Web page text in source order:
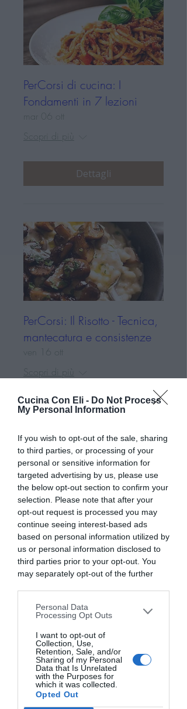
Cucina Con Eli - Do Not Process
My Personal Information
If you wish to opt-out of the sale, sharing
to third parties, or processing of your
personal or sensitive information for
targeted advertising by us, please use
the below opt-out section to confirm your
selection. Please note that after your
opt-out request is processed you may
continue seeing interest-based ads
based on personal information utilized by
us or personal information disclosed to
third parties prior to your opt-out. You
may separately opt-out of the further
downstream participants. This
information may also be disclosed by us
to third parties on theIAB’s List of
Downstream Participantsthat may
further disclose it to other third parties.
Personal Data
Processing Opt Outs
I want to opt-out of
Collection, Use,
Retention, Sale, and/or
Sharing of my Personal
Data that Is Unrelated
with the Purposes for
which it was collected.
Opted Out
PerCorsi di cucina: I
Fondamenti in 7 lezioni
Dettagli
PerCorsi: Il Risotto - Tecnica,
mantecatura e consistenze
ven 16 ott
Dettagli
PerCorsi: Verdure d'Autunno
e Sapori di Bosco
mer 21 ott
Scopri di più
Dettagli